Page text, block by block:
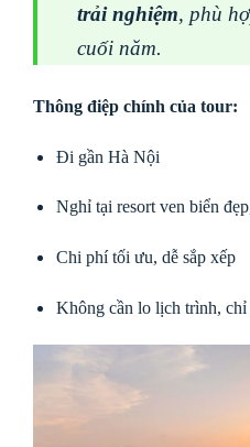
trải nghiệm, phù
cuối năm.
Thông điệp chính của tour:
Đi gần Hà Nội
Nghỉ tại resort ven biển
Chi phí tối ưu, dễ sắp xếp
Không cần lo lịch trình, chỉ